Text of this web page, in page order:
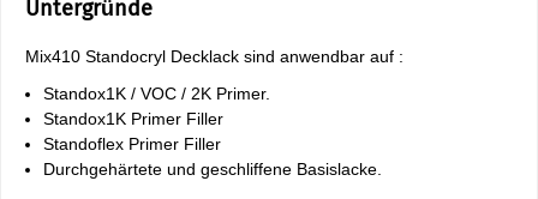
Untergründe
Mix410 Standocryl Decklack sind anwendbar auf :
Standox1K / VOC / 2K Primer.
Standox1K Primer Filler
Standoflex Primer Filler
Durchgehärtete und geschliffene Basislacke.